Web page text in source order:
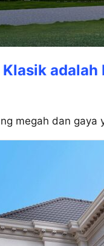
megah dan